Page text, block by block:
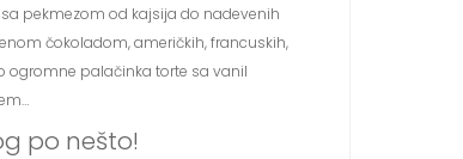
pekmezom od kajsija do nadevenih
čokoladom, američkih, francuskih,
ogromne palačinka torte sa vanil
po nešto!